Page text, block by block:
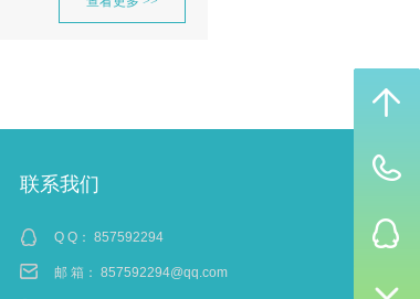
联系我们
Q Q： 857592294
邮 箱： 857592294@qq.com